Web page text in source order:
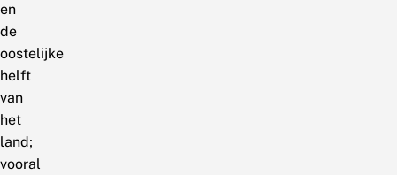
en
de
oostelijke
helft
van
het
land;
vooral